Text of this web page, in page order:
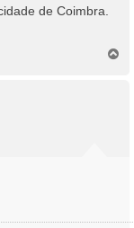
de Coimbra.